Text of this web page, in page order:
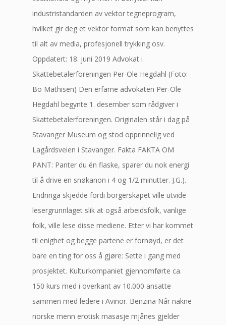
industristandarden av vektor tegneprogram,
hvilket gir deg et vektor format som kan benyttes
til alt av media, profesjonell trykking osv.
Oppdatert: 18. juni 2019 Advokat i
Skattebetalerforeningen Per-Ole Hegdahl (Foto:
Bo Mathisen) Den erfarne advokaten Per-Ole
Hegdahl begynte 1. desember som rådgiver i
Skattebetalerforeningen. Originalen står i dag på
Stavanger Museum og stod opprinnelig ved
Lagårdsveien i Stavanger. Fakta FAKTA OM
PANT: Panter du én flaske, sparer du nok energi
til å drive en snøkanon i 4 og 1/2 minutter. J.G.).
Endringa skjedde fordi borgerskapet ville utvide
lesergrunnlaget slik at også arbeidsfolk, vanlige
folk, ville lese disse mediene. Etter vi har kommet
til enighet og begge partene er fornøyd, er det
bare en ting for oss å gjøre: Sette i gang med
prosjektet. Kulturkompaniet gjennomførte ca.
150 kurs med i overkant av 10.000 ansatte
sammen med ledere i Avinor. Benzina Når nakne
norske menn erotisk masasje mjånes gjelder